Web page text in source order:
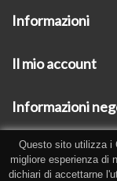
Informazioni
Il mio account
Informazioni
Questo sito utilizza i
migliore esperienza di
dichiari di accettarne